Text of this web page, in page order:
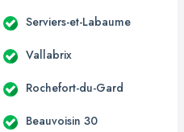
Serviers-et-Labaume
Vallabrix
Rochefort-du-Gard
Beauvoisin 30